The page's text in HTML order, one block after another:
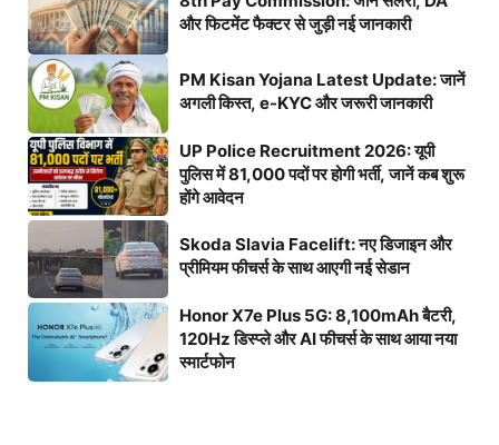
और फिटमेंट फैक्टर से जुड़ी नई जानकारी
PM Kisan Yojana Latest Update: जानें
अगली किस्त, e-KYC और जरूरी जानकारी
UP Police Recruitment 2026: यूपी
पुलिस में 81,000 पदों पर होगी भर्ती, जानें कब शुरू
होंगे आवेदन
Skoda Slavia Facelift: नए डिजाइन और
प्रीमियम फीचर्स के साथ आएगी नई सेडान
Honor X7e Plus 5G: 8,100mAh बैटरी,
120Hz डिस्प्ले और AI फीचर्स के साथ आया नया
स्मार्टफोन